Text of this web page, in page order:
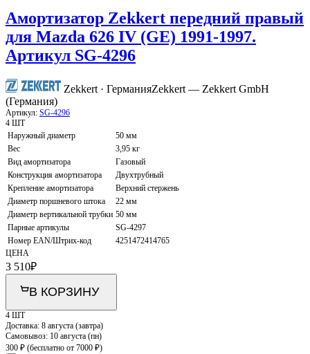
Амортизатор Zekkert передний правый
для Mazda 626 IV (GE) 1991-1997.
Артикул SG-4296
Zekkert · ГерманияZekkert — Zekkert GmbH
(Германия)
Артикул: SG-4296
4 ШТ
Наружный диаметр
50 мм
Вес
3,95 кг
Вид амортизатора
Газовый
Конструкция амортизатора
Двухтрубный
Крепление амортизатора
Верхний стержень
Диаметр поршневого штока
22 мм
Диаметр вертикальной трубки 50 мм
Парные артикулы
SG-4297
Номер EAN/Штрих-код
4251472414765
ЦЕНА
3 510₽
В КОРЗИНУ
4 ШТ
Доставка: 8 августа (завтра)
Самовывоз: 10 августа (пн)
300 ₽ (бесплатно от 7000 ₽)